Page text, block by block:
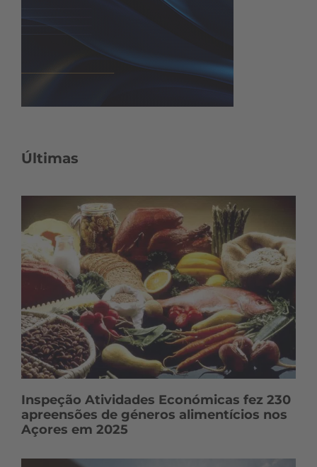
Últimas
Inspeção Atividades Económicas fez 230
apreensões de géneros alimentícios nos
Açores em 2025